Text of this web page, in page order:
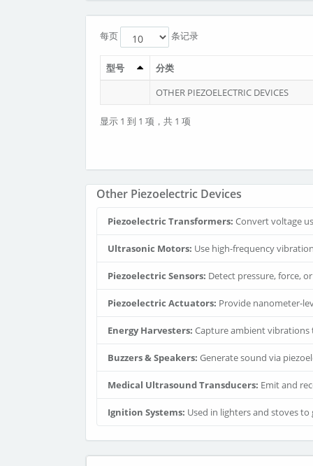
每页 条记录
型号
分类
OTHER PIEZOELECTRIC DEVICES
显示 1 到 1 项，共 1 项
Other Piezoelectric Devices
Piezoelectric Transformers: Convert voltage
Ultrasonic Motors: Use high-frequency
Piezoelectric Sensors: Detect pressure, force,
Piezoelectric Actuators: Provide nanometer-
Energy Harvesters: Capture ambient vibrations
Buzzers & Speakers: Generate sound via
Medical Ultrasound Transducers: Emit and
Ignition Systems: Used in lighters and stoves to